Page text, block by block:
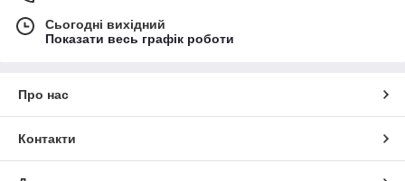
Сьогодні вихідний
Показати весь графік роботи
Про нас
Контакти